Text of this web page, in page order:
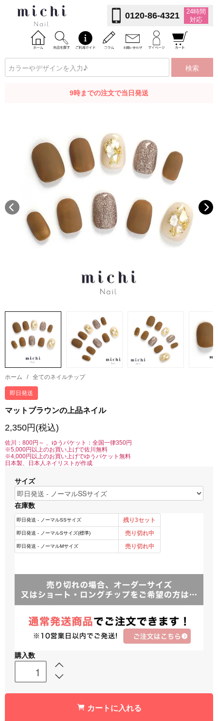
0120-86-4321
24時間
対応
検索
9時までの注文で当日発送
ホーム / 全てのネイルチップ
即日発送
マットブラウンの上品ネイル
2,350円(税込)
佐川：800円～ 、ゆうパケット：全国一律350円
※5,000円以上のお買い上げで佐川無料
※4,000円以上のお買い上げでゆうパケット無料
日本製、日本人ネイリストが作成
サイズ
在庫数
購入数
カートに入れる